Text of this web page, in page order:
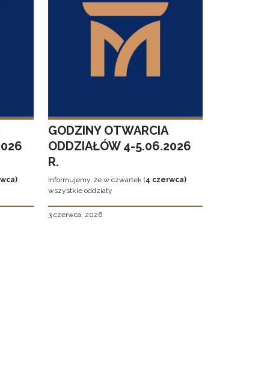
GODZINY OTWARCIA
ODDZIAŁÓW 4-5.06.2026
R.
Informujemy, że w czwartek (4 czerwca)
wszystkie oddziały
3 czerwca, 2026